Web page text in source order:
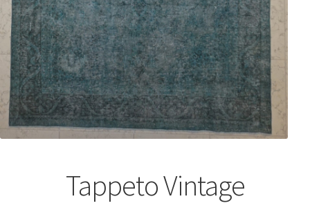
Tappeto Vintage